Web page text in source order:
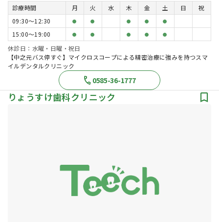
診療時間 月 火 水 木 金 土 日
祝
09:30〜12:30
● ● ● ● ●
15:00〜19:00 ● ● ● ● ●
休診日：水曜・日曜・祝日
【中之元バス停すぐ】マイクロスコープによる精密治療に強みを持つスマ
イルデンタルクリニック
0585-36-1777
りょうすけ歯科クリニック